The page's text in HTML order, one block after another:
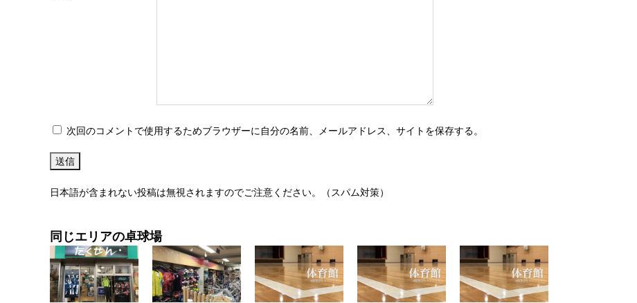
次回のコメントで使用するためブラウザーに自分の名前、メールアドレス、サイトを保存する。
日本語が含まれない投稿は無視されますのでご注意ください。（スパム対策）
同じエリアの卓球場